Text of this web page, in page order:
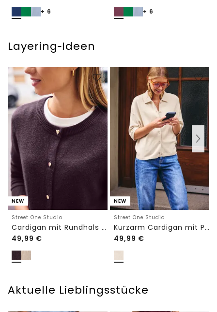
+ 6 + 6
Layering‑Ideen
NEW
Street One Studio
Cardigan mit Rundhals und Knöpfen
49,99 €
NEW
Street One Studio
Kurzarm Cardigan mit Polokragen
49,99 €
Aktuelle Lieblingsstücke